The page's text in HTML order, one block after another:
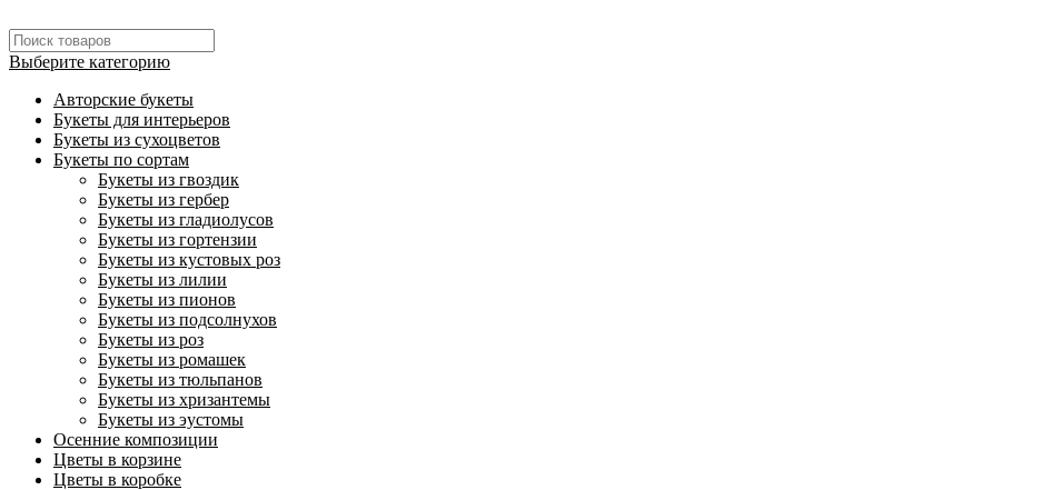
Выберите категорию
Авторские букеты
Букеты для интерьеров
Букеты из сухоцветов
Букеты по сортам
Букеты из гвоздик
Букеты из гербер
Букеты из гладиолусов
Букеты из гортензии
Букеты из кустовых роз
Букеты из лилии
Букеты из пионов
Букеты из подсолнухов
Букеты из роз
Букеты из ромашек
Букеты из тюльпанов
Букеты из хризантемы
Букеты из эустомы
Осенние композиции
Цветы в корзине
Цветы в коробке